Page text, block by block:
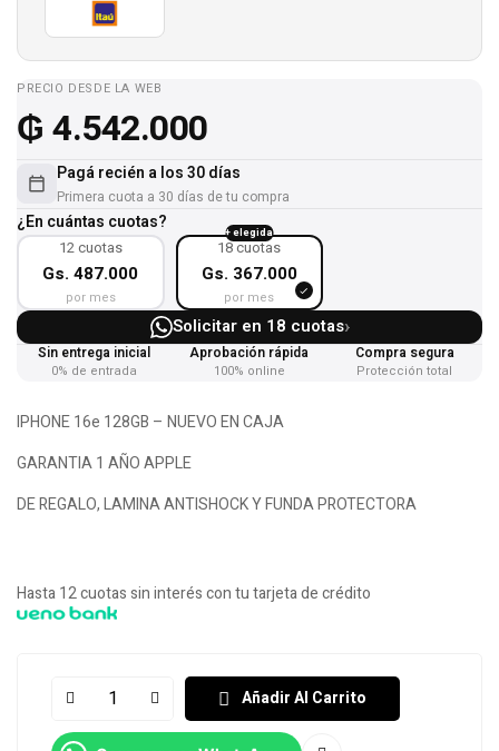
PRECIO DESDE LA WEB
₲4.542.000
Pagá recién a los 30 días
Primera cuota a 30 días de tu compra
¿En cuántas cuotas?
12 cuotas
Gs. 487.000
por mes
+ elegida
18 cuotas
Gs. 367.000
por mes
Solicitar en 18 cuotas›
Sin entrega inicial
0% de entrada
Aprobación rápida
100% online
Compra segura
Protección total
IPHONE 16e 128GB – NUEVO EN CAJA
GARANTIA 1 AÑO APPLE
DE REGALO, LAMINA ANTISHOCK Y FUNDA PROTECTORA
Hasta 12 cuotas sin interés con tu tarjeta de crédito
Añadir Al Carrito